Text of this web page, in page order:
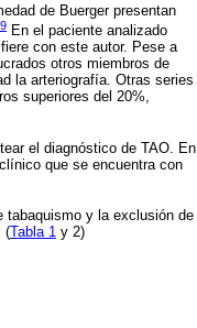
de Buerger presentan
9 En el paciente analizado
con este autor. Pese a
otros miembros de
la arteriografía. Otras series
superiores del 20%,
el diagnóstico de TAO. En
que se encuentra con
tabaquismo y la exclusión de
(Tabla 1 y 2)